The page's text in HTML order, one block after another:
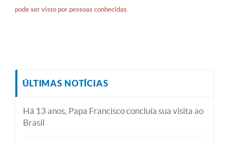
pode ser visto por pessoas conhecidas.
ÚLTIMAS NOTÍCIAS
Há 13 anos, Papa Francisco concluía sua visita ao
Brasil